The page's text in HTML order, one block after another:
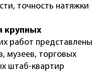
точность натяжки
крупных
работ представлены
музеев, торговых
штаб-квартир